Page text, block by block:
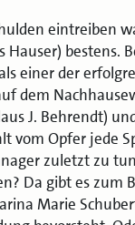
eintreiben
Hauser) bestens.
einer der
dem
J. Behrendt)
vom Opfer jede
zuletzt zu
Da gibt es zum
Marie